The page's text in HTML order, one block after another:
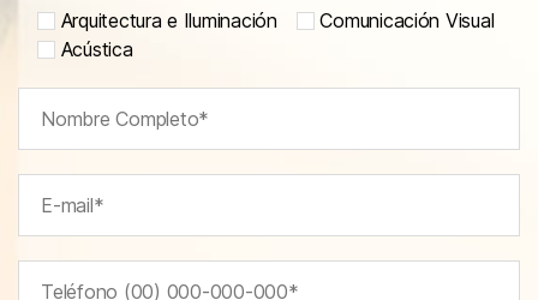
Arquitectura e Iluminación
Comunicación Visual
Acústica